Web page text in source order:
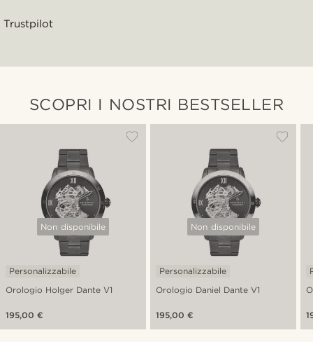
Trustpilot
SCOPRI I NOSTRI BESTSELLER
Non disponibile
Orologio Holger Dante V1
Personalizzabile
195,00 €
Non disponibile
Orologio Daniel Dante V1
Personalizzabile
195,00 €